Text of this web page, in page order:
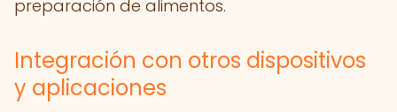
preparación de alimentos.
Integración con otros dispositivos
y aplicaciones